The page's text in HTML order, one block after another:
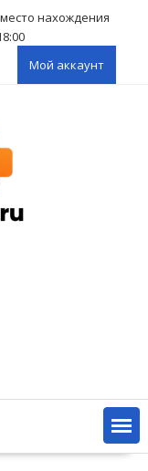
нахождения
Мой аккаунт